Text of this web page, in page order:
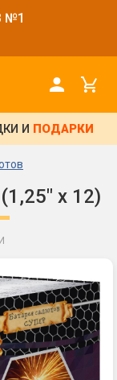
№1
И ПОДАРКИ
х 12)